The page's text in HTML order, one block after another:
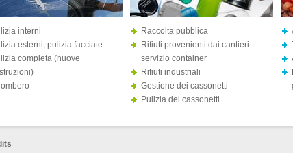
interni
esterni, pulizia facciate
completa (nuove
Raccolta pubblica
Rifiuti provenienti dai cantieri -
servizio container
Rifiuti industriali
Gestione dei cassonetti
Pulizia dei cassonetti